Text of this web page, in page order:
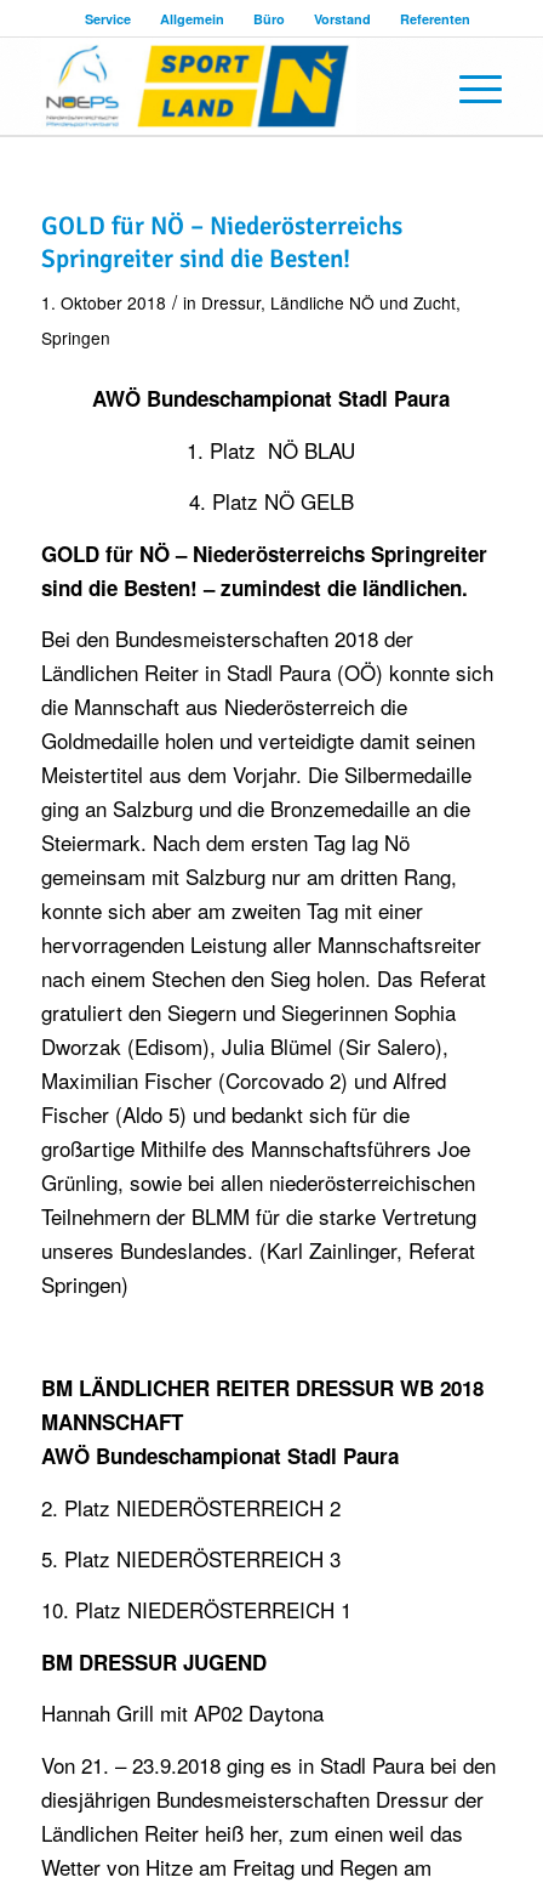
Service Allgemein Büro Vorstand Referenten
GOLD für NÖ – Niederösterreichs
Springreiter sind die Besten!
1. Oktober 2018 / in Dressur, Ländliche NÖ und Zucht,
Springen
AWÖ Bundeschampionat Stadl Paura
1. Platz NÖ BLAU
4. Platz NÖ GELB
GOLD für NÖ – Niederösterreichs Springreiter
sind die Besten! – zumindest die ländlichen.
Bei den Bundesmeisterschaften 2018 der
Ländlichen Reiter in Stadl Paura (OÖ) konnte sich
die Mannschaft aus Niederösterreich die
Goldmedaille holen und verteidigte damit seinen
Meistertitel aus dem Vorjahr. Die Silbermedaille
ging an Salzburg und die Bronzemedaille an die
Steiermark. Nach dem ersten Tag lag Nö
gemeinsam mit Salzburg nur am dritten Rang,
konnte sich aber am zweiten Tag mit einer
hervorragenden Leistung aller Mannschaftsreiter
nach einem Stechen den Sieg holen. Das Referat
gratuliert den Siegern und Siegerinnen Sophia
Dworzak (Edisom), Julia Blümel (Sir Salero),
Maximilian Fischer (Corcovado 2) und Alfred
Fischer (Aldo 5) und bedankt sich für die
großartige Mithilfe des Mannschaftsführers Joe
Grünling, sowie bei allen niederösterreichischen
Teilnehmern der BLMM für die starke Vertretung
unseres Bundeslandes. (Karl Zainlinger, Referat
Springen)
BM LÄNDLICHER REITER DRESSUR WB 2018
MANNSCHAFT
AWÖ Bundeschampionat Stadl Paura
2. Platz NIEDERÖSTERREICH 2
5. Platz NIEDERÖSTERREICH 3
10. Platz NIEDERÖSTERREICH 1
BM DRESSUR JUGEND
Hannah Grill mit AP02 Daytona
Von 21. – 23.9.2018 ging es in Stadl Paura bei den
diesjährigen Bundesmeisterschaften Dressur der
Ländlichen Reiter heiß her, zum einen weil das
Wetter von Hitze am Freitag und Regen am